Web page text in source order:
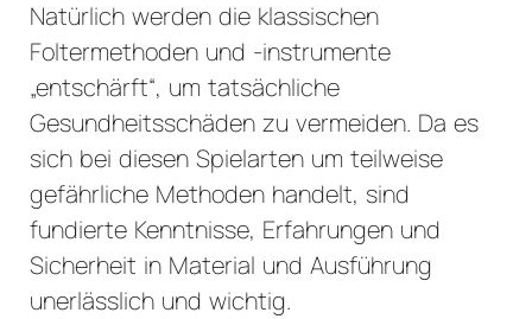
Natürlich werden die klassischen
Foltermethoden und -instrumente
„entschärft“, um tatsächliche
Gesundheitsschäden zu vermeiden. Da es
sich bei diesen Spielarten um teilweise
gefährliche Methoden handelt, sind
fundierte Kenntnisse, Erfahrungen und
Sicherheit in Material und Ausführung
unerlässlich und wichtig.